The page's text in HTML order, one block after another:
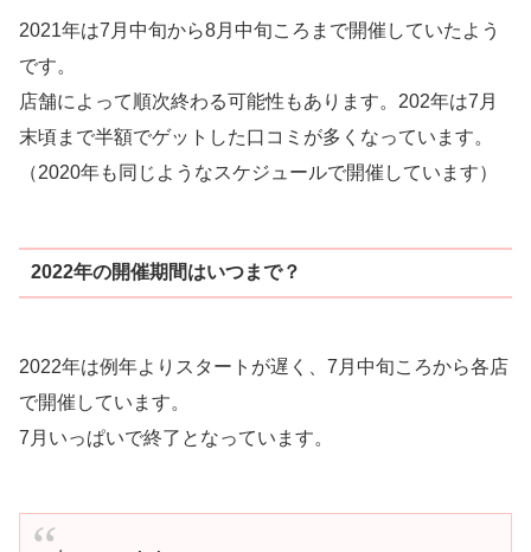
2021年は7月中旬から8月中旬ころまで開催していたよう
です。
店舗によって順次終わる可能性もあります。202年は7月
末頃まで半額でゲットした口コミが多くなっています。
（2020年も同じようなスケジュールで開催しています）
2022年の開催期間はいつまで？
2022年は例年よりスタートが遅く、7月中旬ころから各店
で開催しています。
7月いっぱいで終了となっています。